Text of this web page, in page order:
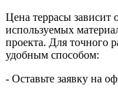
Цена террасы зависит
используемых
проекта. Для точного
удобным способом:
- Оставьте заявку на